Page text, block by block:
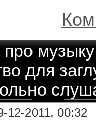
музыку
для
12-2011, 00:32